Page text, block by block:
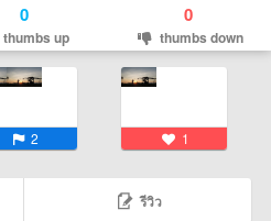
0
thumbs up
0
thumbs down
2 1
รีวิว